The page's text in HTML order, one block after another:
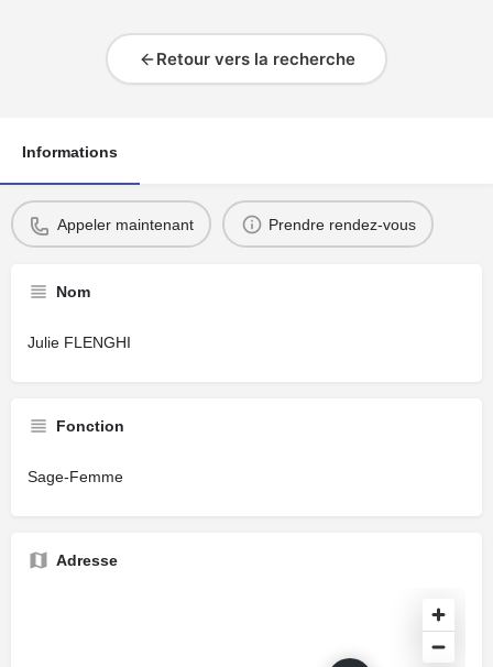
Retour vers la recherche
Informations
Appeler maintenant Prendre rendez-vous
Nom
Julie FLENGHI
Fonction
Sage-Femme
Adresse